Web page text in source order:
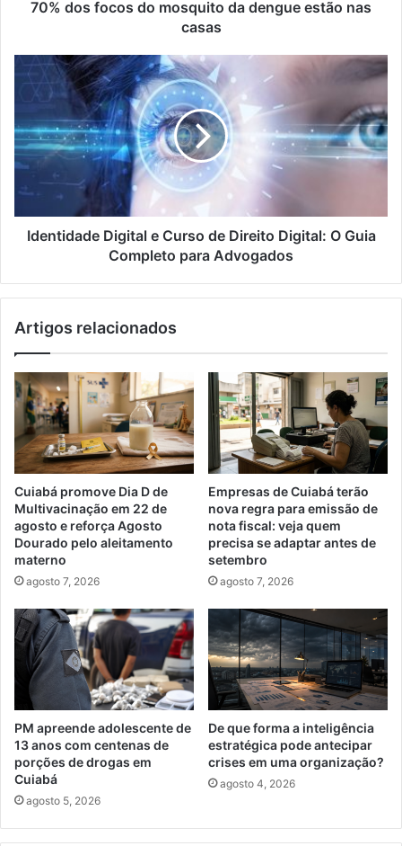
casas
70% dos focos do mosquito da dengue estão nas
casas
Identidade
Digital
Curso
de
Direito
O
Guia
Completo
Identidade Digital e Curso de Direito Digital: O Guia
Completo para Advogados
Artigos relacionados
Cuiabá promove Dia D de
Multivacinação em 22 de
agosto e reforça Agosto
Dourado pelo aleitamento
materno
agosto 7, 2026
Empresas de Cuiabá terão
nova regra para emissão de
nota fiscal: veja quem
precisa se adaptar antes de
setembro
agosto 7, 2026
PM apreende adolescente de
13 anos com centenas de
porções de drogas em
Cuiabá
agosto 5, 2026
De que forma a inteligência
estratégica pode antecipar
crises em uma organização?
agosto 4, 2026